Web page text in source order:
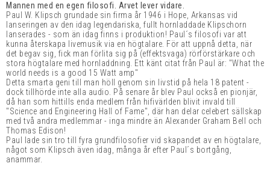
Mannen med en egen filosofi. Arvet lever vidare.
Paul W. Klipsch grundade sin firma år 1946 i Hope, Arkansas vid
lanseringen av den idag legendariska, fullt hornladdade Klipschorn
lanserades - som än idag finns i produktion! Paul´s filosofi var att
kunna återskapa livemusik via en högtalare. För att uppnå detta, när
det begav sig, fick man förlita sig på (effektsvaga) rörförstärkare och
stora högtalare med hornladdning. Ett känt citat från Paul är: "What the
world needs is a good 15 Watt amp"
Detta smarta geni till man höll genom sin livstid på hela 18 patent -
dock tillhörde inte alla audio. På senare år blev Paul också en pionjär,
då han som hittills enda medlem från hifivärlden blivit invald till
"Science and Engineering Hall of Fame", där han delar celebert sällskap
med två andra medlemmar - inga mindre än Alexander Graham Bell och
Thomas Edison!
Paul lade sin tro till fyra grundfilosofier vid skapandet av en högtalare,
något som Klipsch även idag, många år efter Paul´s bortgång,
anammar.